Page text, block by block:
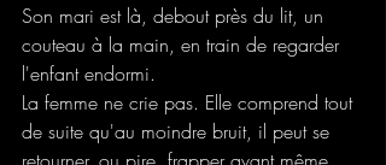
Son mari est là, debout près du lit, un
couteau à la main, en train de regarder
l'enfant endormi.
La femme ne crie pas. Elle comprend tout
de suite qu'au moindre bruit, il peut se